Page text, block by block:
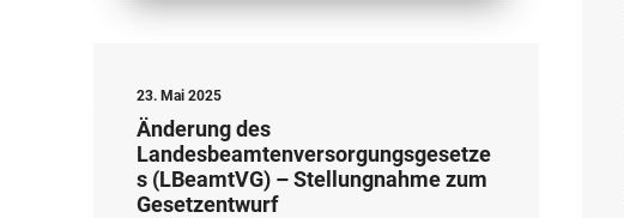
23. Mai 2025
Änderung des
Landesbeamtenversorgungsgesetze
s (LBeamtVG) – Stellungnahme zum
Gesetzentwurf